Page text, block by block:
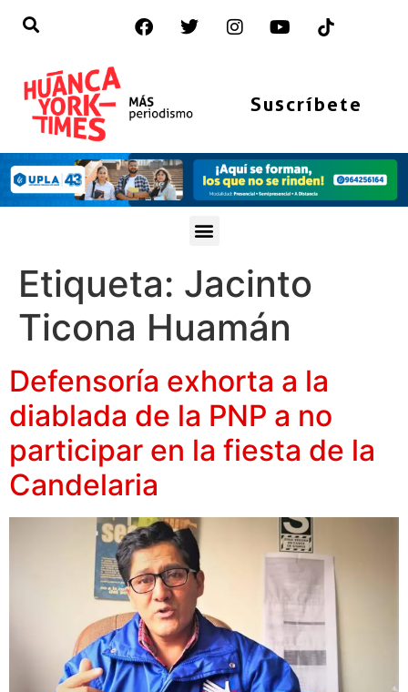
Suscríbete
Etiqueta: Jacinto
Ticona Huamán
Defensoría exhorta a la
diablada de la PNP a no
participar en la fiesta de la
Candelaria